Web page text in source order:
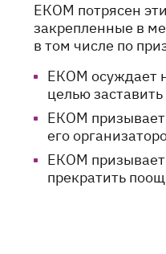
ЕКОМ потрясен
закрепленные в
в том числе по
ЕКОМ осуждает
целью
ЕКОМ призывает
его
ЕКОМ призывает
прекратить